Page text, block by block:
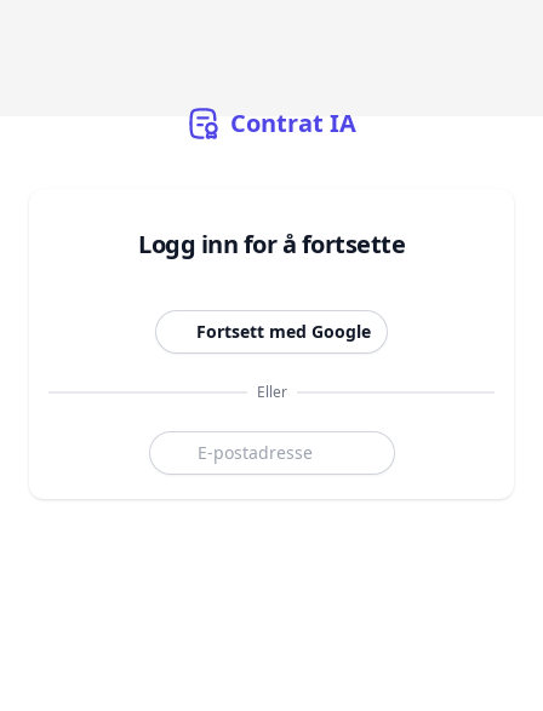
Contrat IA
Logg inn for å fortsette
Fortsett med Google
Eller